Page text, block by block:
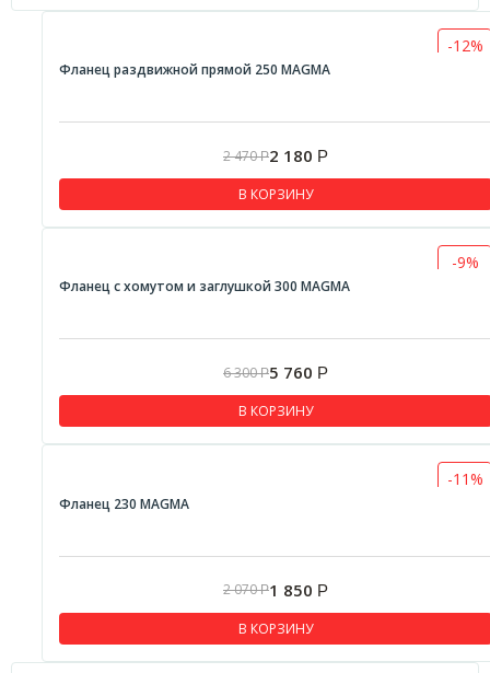
-12%
Фланец раздвижной прямой 250 MAGMA
2 470Р2 180 Р
В КОРЗИНУ
-9%
Фланец с хомутом и заглушкой 300 MAGMA
6 300Р5 760 Р
В КОРЗИНУ
-11%
Фланец 230 MAGMA
2 070Р1 850 Р
В КОРЗИНУ